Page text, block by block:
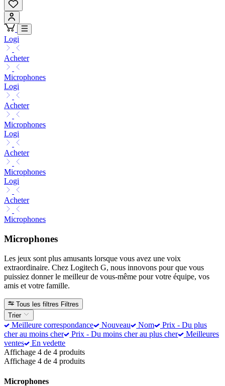
Logi
Acheter
Microphones
Logi
Acheter
Microphones
Logi
Acheter
Microphones
Logi
Acheter
Microphones
Microphones
Les jeux sont plus amusants lorsque vous avez une voix
extraordinaire. Chez Logitech G, nous innovons pour que vous
puissiez donner le meilleur de vous-même pour votre équipe, vos
amis et votre famille.
Tous les filtres Filtres
Trier
Meilleure correspondance Nouveau Nom
Prix - Du plus
cher au moins cher
Prix - Du moins cher au plus cher
Meilleures
ventes
En vedette
Affichage 4 de 4 produits
Affichage 4 de 4 produits
Microphones